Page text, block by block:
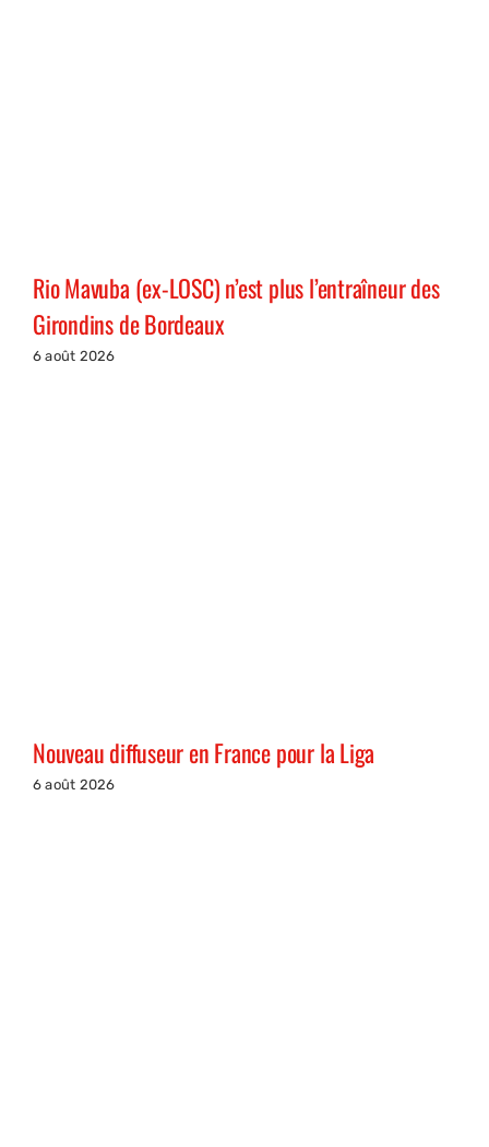
Rio Mavuba (ex-LOSC) n’est plus l’entraîneur des
Girondins de Bordeaux
6 août 2026
Nouveau diffuseur en France pour la Liga
6 août 2026